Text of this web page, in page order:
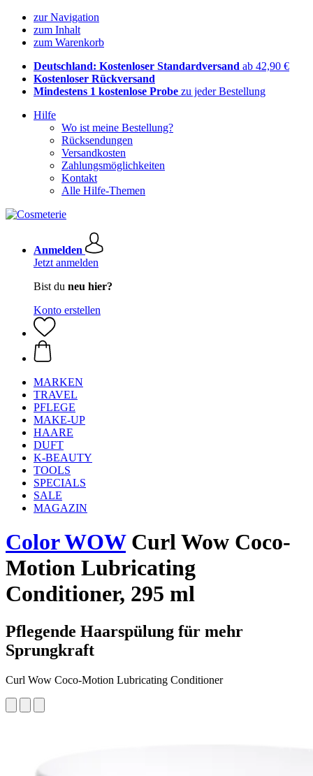
zur Navigation
zum Inhalt
zum Warenkorb
Deutschland: Kostenloser Standardversand ab 42,90 €
Kostenloser Rückversand
Mindestens 1 kostenlose Probe zu jeder Bestellung
Hilfe
Wo ist meine Bestellung?
Rücksendungen
Versandkosten
Zahlungsmöglichkeiten
Kontakt
Alle Hilfe-Themen
Anmelden
Jetzt anmelden
Bist du neu hier?
Konto erstellen
MARKEN
TRAVEL
PFLEGE
MAKE-UP
HAARE
DUFT
K-BEAUTY
TOOLS
SPECIALS
SALE
MAGAZIN
Color WOWCurl Wow Coco-
Motion Lubricating
Conditioner, 295 ml
Pflegende Haarspülung für mehr
Sprungkraft
Curl Wow Coco-Motion Lubricating Conditioner